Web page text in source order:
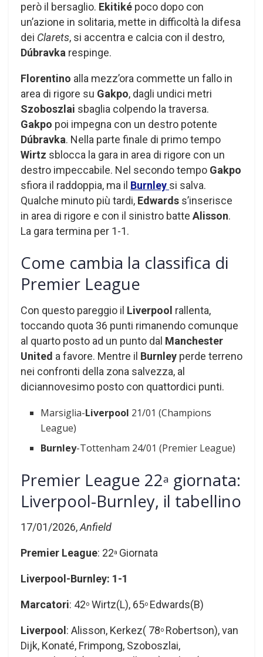
però il bersaglio. Ekitiké poco dopo con
un’azione in solitaria, mette in difficoltà la difesa
dei Clarets, si accentra e calcia con il destro,
Dúbravka respinge.
Florentino alla mezz’ora commette un fallo in
area di rigore su Gakpo, dagli undici metri
Szoboszlai sbaglia colpendo la traversa.
Gakpo poi impegna con un destro potente
Dúbravka. Nella parte finale di primo tempo
Wirtz sblocca la gara in area di rigore con un
destro impeccabile. Nel secondo tempo Gakpo
sfiora il raddoppia, ma il Burnley si salva.
Qualche minuto più tardi, Edwards s’inserisce
in area di rigore e con il sinistro batte Alisson.
La gara termina per 1-1.
Come cambia la classifica di
Premier League
Con questo pareggio il Liverpool rallenta,
toccando quota 36 punti rimanendo comunque
al quarto posto ad un punto dal Manchester
United a favore. Mentre il Burnley perde terreno
nei confronti della zona salvezza, al
diciannovesimo posto con quattordici punti.
Marsiglia-Liverpool 21/01 (Champions
League)
Burnley-Tottenham 24/01 (Premier League)
Premier League 22a giornata:
Liverpool-Burnley, il tabellino
17/01/2026,Anfield
Premier League: 22a Giornata
Liverpool-Burnley: 1-1
Marcatori: 42o Wirtz(L), 65o Edwards(B)
Liverpool : Alisson, Kerkez( 78o Robertson), van
Dijk, Konaté, Frimpong, Szoboszlai,